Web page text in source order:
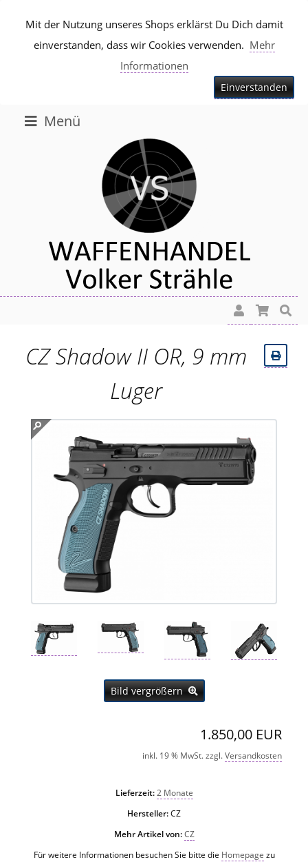
Mit der Nutzung unseres Shops erklärst Du Dich damit
einverstanden, dass wir Cookies verwenden. Mehr
Informationen
Einverstanden
Menü
CZ Shadow II OR, 9 mm
Luger
Bild vergrößern
1.850,00 EUR
inkl. 19 % MwSt. zzgl.Versandkosten
Lieferzeit: 2 Monate
Hersteller:CZ
Mehr Artikel von: CZ
Für weitere Informationen besuchen Sie bitte die Homepage zu